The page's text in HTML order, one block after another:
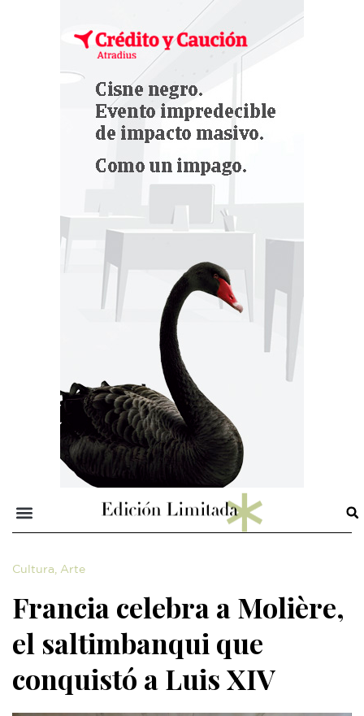
Cultura, Arte
Francia celebra a Molière,
el saltimbanqui que
conquistó a Luis XIV